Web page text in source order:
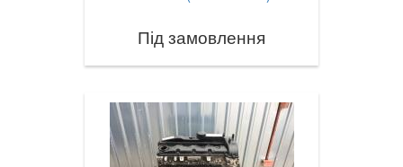
Під замовлення